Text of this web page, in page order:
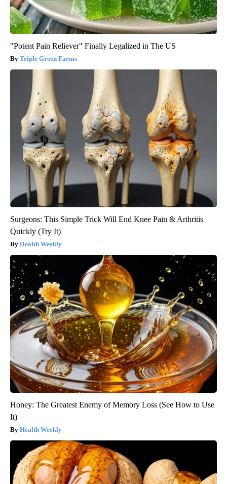
"Potent Pain Reliever" Finally Legalized in The US
Triple Green Farms
Surgeons: This Simple Trick Will End Knee Pain & Arthritis
Quickly (Try It)
Health Weekly
Honey: The Greatest Enemy of Memory Loss (See How to Use
It)
Health Weekly